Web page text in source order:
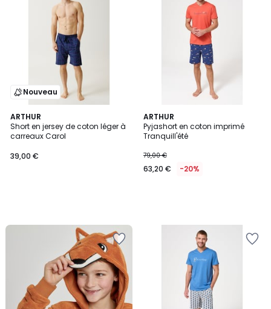
Nouveau
ARTHUR
Short en jersey de coton léger à
carreaux Carol
39,00 €
ARTHUR
Pyjashort en coton imprimé
Tranquill'été
79,00 €
63,20 € -20%